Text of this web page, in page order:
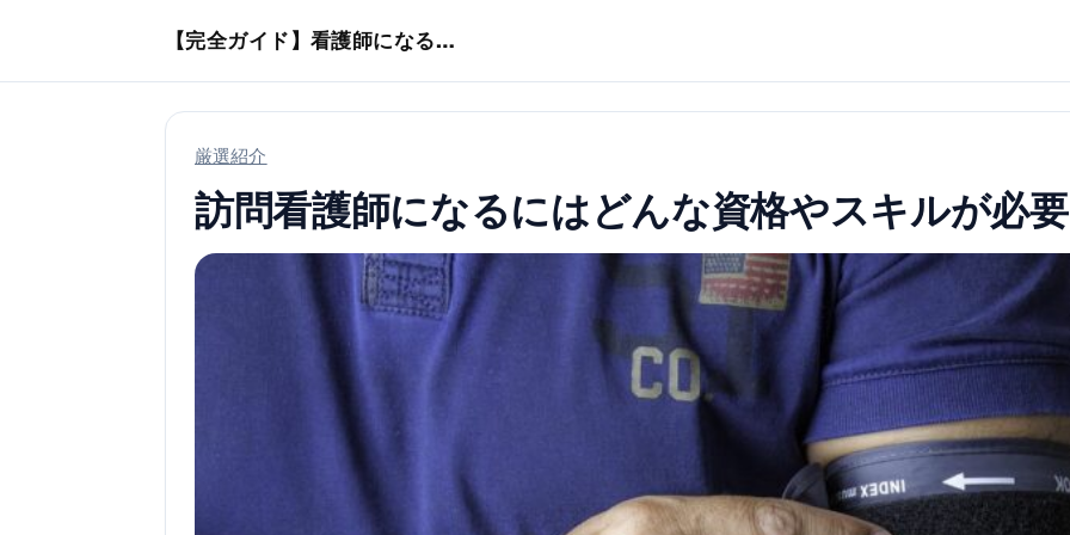
【完全ガイド】看護師になるまでのステップ＆スケジュール
厳選紹介
訪問看護師になるにはどんな資格やスキルが必